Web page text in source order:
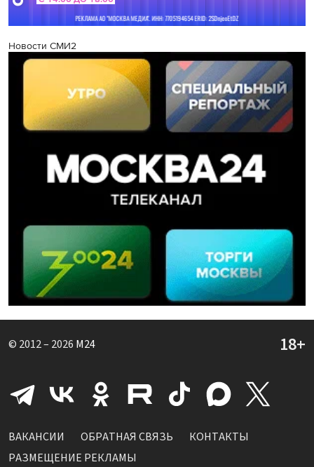
Новости СМИ2
© 2012 – 2026 M24
ВАКАНСИИ ОБРАТНАЯ СВЯЗЬ
КОНТАКТЫ
РАЗМЕЩЕНИЕ РЕКЛАМЫ